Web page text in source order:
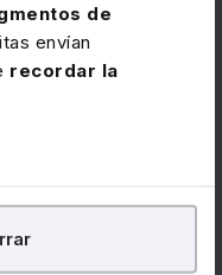
de
envían
recordar la
confines
tu experiencia
fiscal
más de 24.700
y doctrina. Incluye
permite
semanales por